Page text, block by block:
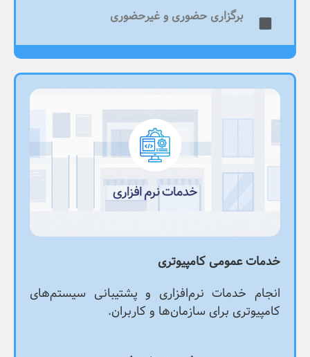
برگزاری حضوری و غیرحضوری
خدمات عمومی کامپیوتری
انجام خدمات نرم‌افزاری و پشتیبانی سیستم‌های
کامپیوتری برای سازمان‌ها و کاربران.